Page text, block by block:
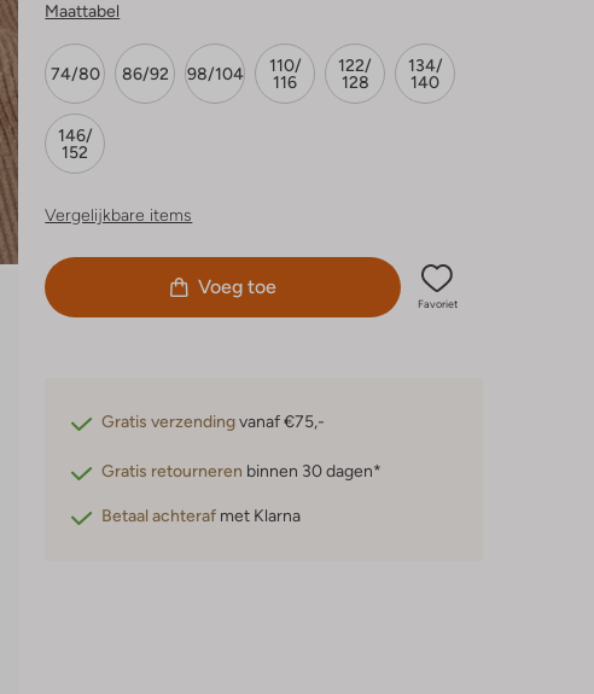
Maattabel
74/80 86/92 98/104
110/
116
122/
128
134/
140
146/
152
Vergelijkbare items
Voeg toe
Favoriet
Gratis verzendingvanaf €75,-
Gratis retourneren binnen 30 dagen*
Betaal achteraf met Klarna